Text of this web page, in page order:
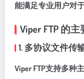
能满足专业用户对
Viper FTP 的
1. 多协议文件传
Viper FTP支持多种